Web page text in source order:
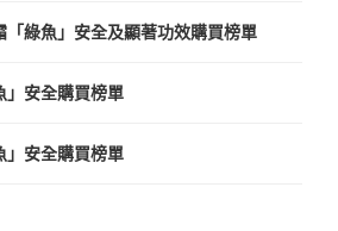
綠魚」安全及顯著功效購買榜單
」安全購買榜單
」安全購買榜單